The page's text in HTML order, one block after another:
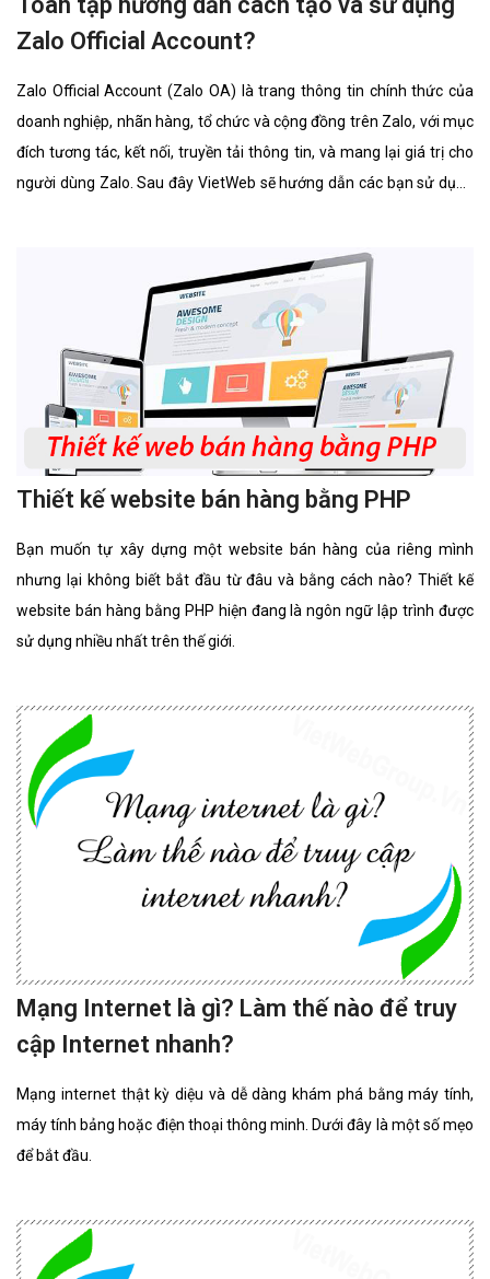
Zalo Official Account?
Zalo Official Account (Zalo OA) là trang thông tin chính thức của
doanh nghiệp, nhãn hàng, tổ chức và cộng đồng trên Zalo, với mục
đích tương tác, kết nối, truyền tải thông tin, và mang lại giá trị cho
người dùng Zalo. Sau đây VietWeb sẽ hướng dẫn các bạn sử dụng
Thiết kế website bán hàng bằng PHP
Bạn muốn tự xây dựng một website bán hàng của riêng mình
nhưng lại không biết bắt đầu từ đâu và bằng cách nào? Thiết kế
website bán hàng bằng PHP hiện đang là ngôn ngữ lập trình được
sử dụng nhiều nhất trên thế giới.
Mạng Internet là gì? Làm thế nào để truy
cập Internet nhanh?
Mạng internet thật kỳ diệu và dễ dàng khám phá bằng máy tính,
máy tính bảng hoặc điện thoại thông minh. Dưới đây là một số mẹo
để bắt đầu.